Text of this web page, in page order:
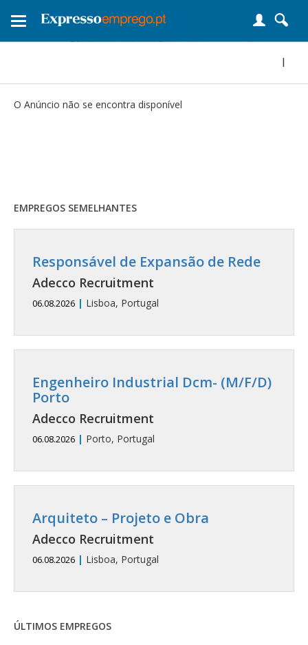
Toggle
|
O Anúncio não se encontra disponível
EMPREGOS SEMELHANTES
Responsável de Expansão de Rede
Adecco Recruitment
06.08.2026 | Lisboa, Portugal
Engenheiro Industrial Dcm- (M/F/D)
Porto
Adecco Recruitment
06.08.2026 | Porto, Portugal
Arquiteto – Projeto e Obra
Adecco Recruitment
06.08.2026 | Lisboa, Portugal
ÚLTIMOS EMPREGOS